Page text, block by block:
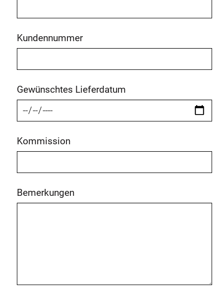
Kundennummer
Gewünschtes Lieferdatum
Kommission
Bemerkungen